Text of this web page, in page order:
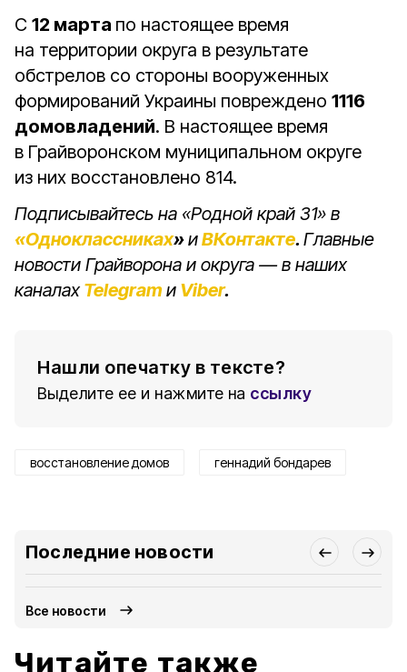
С 12 марта по настоящее время
на территории округа в результате
обстрелов со стороны вооруженных
формирований Украины повреждено 1116
домовладений. В настоящее время
в Грайворонском муниципальном округе
из них восстановлено 814.
Подписывайтесь на «Родной край 31» в
«Одноклассниках»иВКонтакте. Главные
новости Грайворона и округа — в наших
каналах Telegram и Viber.
Нашли опечатку в тексте?
Выделите ее и нажмите на ссылку
восстановление домов геннадий бондарев
Последние новости
Все новости
Читайте также